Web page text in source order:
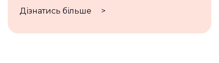
Дізнатись більше >